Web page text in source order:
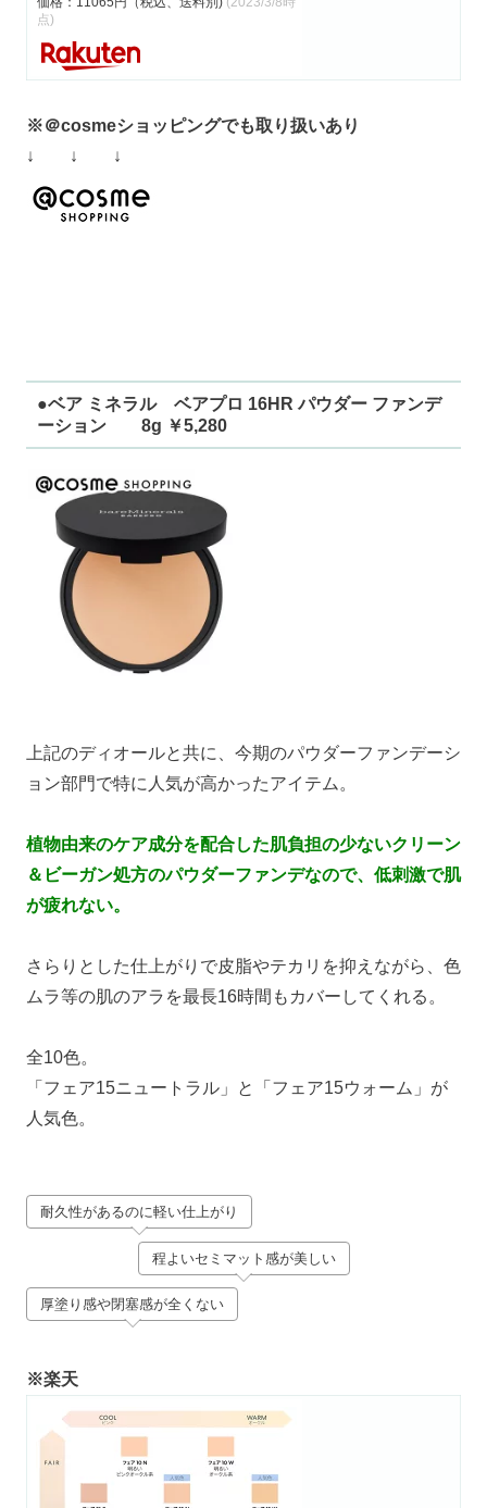
点)
※＠cosmeショッピングでも取り扱いあり
↓ ↓ ↓
●ベア ミネラル ベアプロ 16HR パウダー ファンデ
ーション 8g ￥5,280
上記のディオールと共に、今期のパウダーファンデーシ
ョン部門で特に人気が高かったアイテム。
植物由来のケア成分を配合した肌負担の少ないクリーン
＆ビーガン処方のパウダーファンデなので、低刺激で肌
が疲れない。
さらりとした仕上がりで皮脂やテカリを抑えながら、色
ムラ等の肌のアラを最長16時間もカバーしてくれる。
全10色。
「フェア15ニュートラル」と「フェア15ウォーム」が
人気色。
耐久性があるのに軽い仕上がり
程よいセミマット感が美しい
厚塗り感や閉塞感が全くない
※楽天